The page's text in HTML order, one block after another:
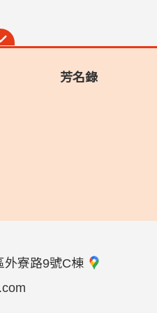
芳名錄
外寮路9號C棟